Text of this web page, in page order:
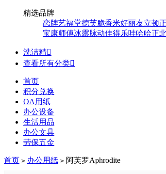
精选品牌
恋牌艺福堂德芙脆香米好丽友立顿
宝康师傅冰露脉动佳得乐哇哈哈正
洗洁精
查看所有分类
首页
积分兑换
OA用纸
办公设备
生活用品
办公文具
劳保五金
首页 > 办公用纸 > 阿芙罗Aphrodite